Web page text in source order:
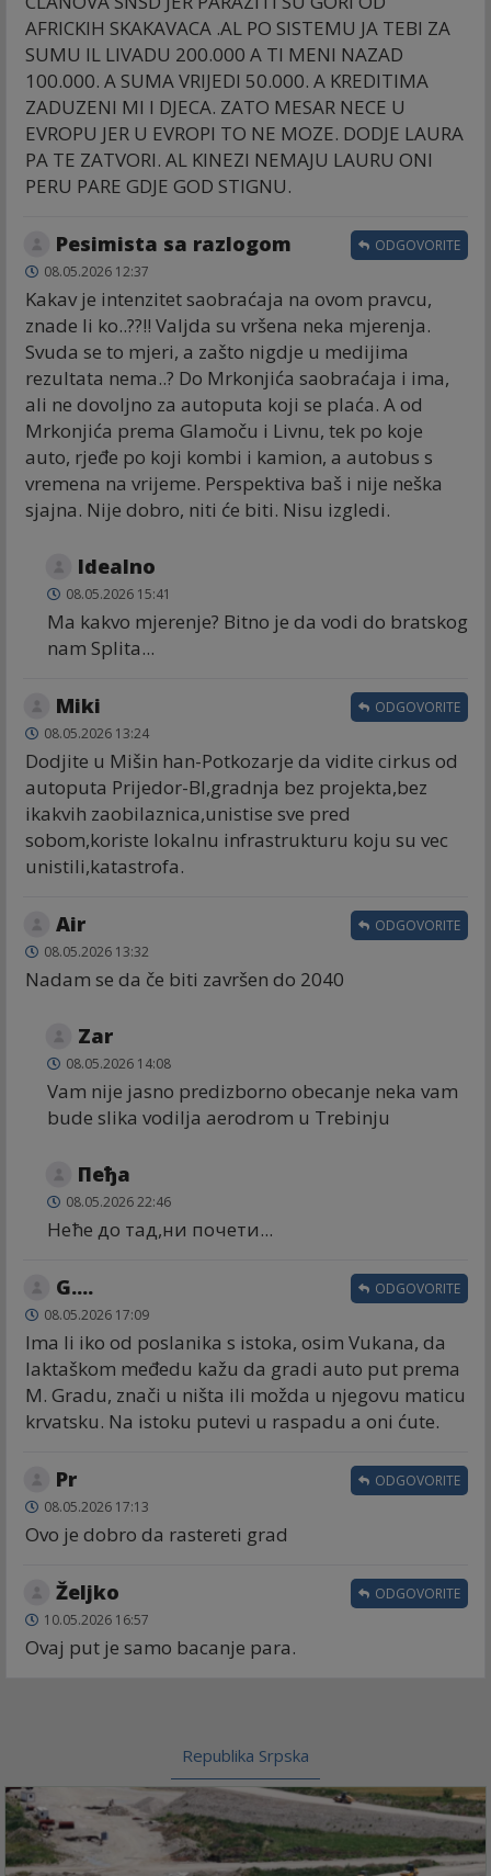
AFRICKIH SKAKAVACA .AL PO SISTEMU JA TEBI ZA
SUMU IL LIVADU 200.000 A TI MENI NAZAD
100.000. A SUMA VRIJEDI 50.000. A KREDITIMA
ZADUZENI MI I DJECA. ZATO MESAR NECE U
EVROPU JER U EVROPI TO NE MOZE. DODJE LAURA
PA TE ZATVORI. AL KINEZI NEMAJU LAURU ONI
PERU PARE GDJE GOD STIGNU.
Pesimista sa razlogom
08.05.2026 12:37
Kakav je intenzitet saobraćaja na ovom pravcu,
znade li ko..??!! Valjda su vršena neka mjerenja.
Svuda se to mjeri, a zašto nigdje u medijima
rezultata nema..? Do Mrkonjića saobraćaja i ima,
ali ne dovoljno za autoputa koji se plaća. A od
Mrkonjića prema Glamoču i Livnu, tek po koje
auto, rjeđe po koji kombi i kamion, a autobus s
vremena na vrijeme. Perspektiva baš i nije neška
sjajna. Nije dobro, niti će biti. Nisu izgledi.
ODGOVORITE
Idealno
08.05.2026 15:41
Ma kakvo mjerenje? Bitno je da vodi do bratskog
nam Splita...
Miki
08.05.2026 13:24
Dodjite u Mišin han-Potkozarje da vidite cirkus od
autoputa Prijedor-Bl,gradnja bez projekta,bez
ikakvih zaobilaznica,unistise sve pred
sobom,koriste lokalnu infrastrukturu koju su vec
unistili,katastrofa.
ODGOVORITE
Air
08.05.2026 13:32
Nadam se da če biti završen do 2040
ODGOVORITE
Zar
08.05.2026 14:08
Vam nije jasno predizborno obecanje neka vam
bude slika vodilja aerodrom u Trebinju
Пеђа
08.05.2026 22:46
Неће до тад,ни почети...
G....
08.05.2026 17:09
Ima li iko od poslanika s istoka, osim Vukana, da
laktaškom međedu kažu da gradi auto put prema
M. Gradu, znači u ništa ili možda u njegovu maticu
krvatsku. Na istoku putevi u raspadu a oni ćute.
ODGOVORITE
Pr
08.05.2026 17:13
Ovo je dobro da rastereti grad
ODGOVORITE
Željko
10.05.2026 16:57
Ovaj put je samo bacanje para.
ODGOVORITE
Republika Srpska